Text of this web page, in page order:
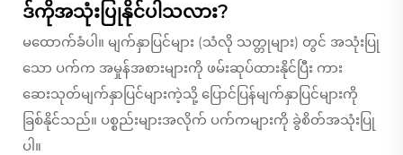
ဒ်ကိုအသုံးပြုနိုင်ပါသလား?
မထောက်ခံပါ။ မျက်နှာပြင်များ (သံလို သတ္တုများ) တွင် အသုံးပြု
သော ပက်က အမှုန်အစားများကို ဖမ်းဆုပ်ထားနိုင်ပြီး ကား
ဆေးသုတ်မျက်နှာပြင်များကဲ့သို့ ပြောင်ပြန်မျက်နှာပြင်များကို
ခြစ်နိုင်သည်။ ပစ္စည်းများအလိုက် ပက်ကများကို ခွဲစိတ်အသုံးပြု
ပါ။